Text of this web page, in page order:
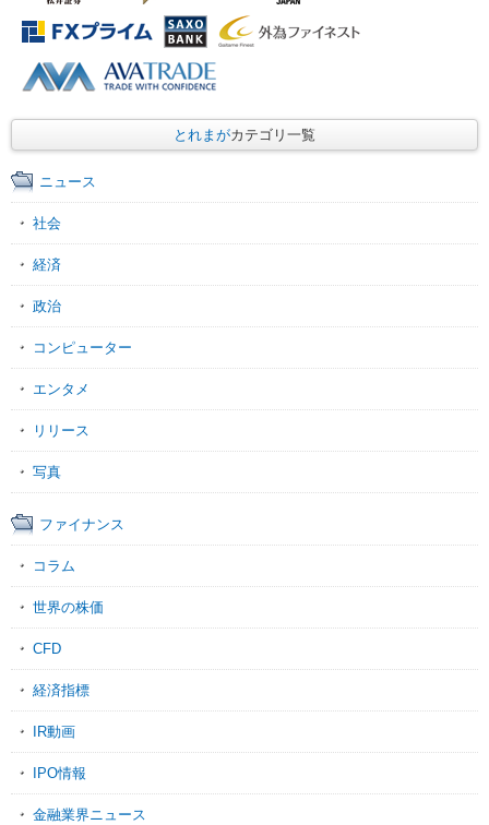
とれまがカテゴリ一覧
ニュース
社会
経済
政治
コンピューター
エンタメ
リリース
写真
ファイナンス
コラム
世界の株価
CFD
経済指標
IR動画
IPO情報
金融業界ニュース